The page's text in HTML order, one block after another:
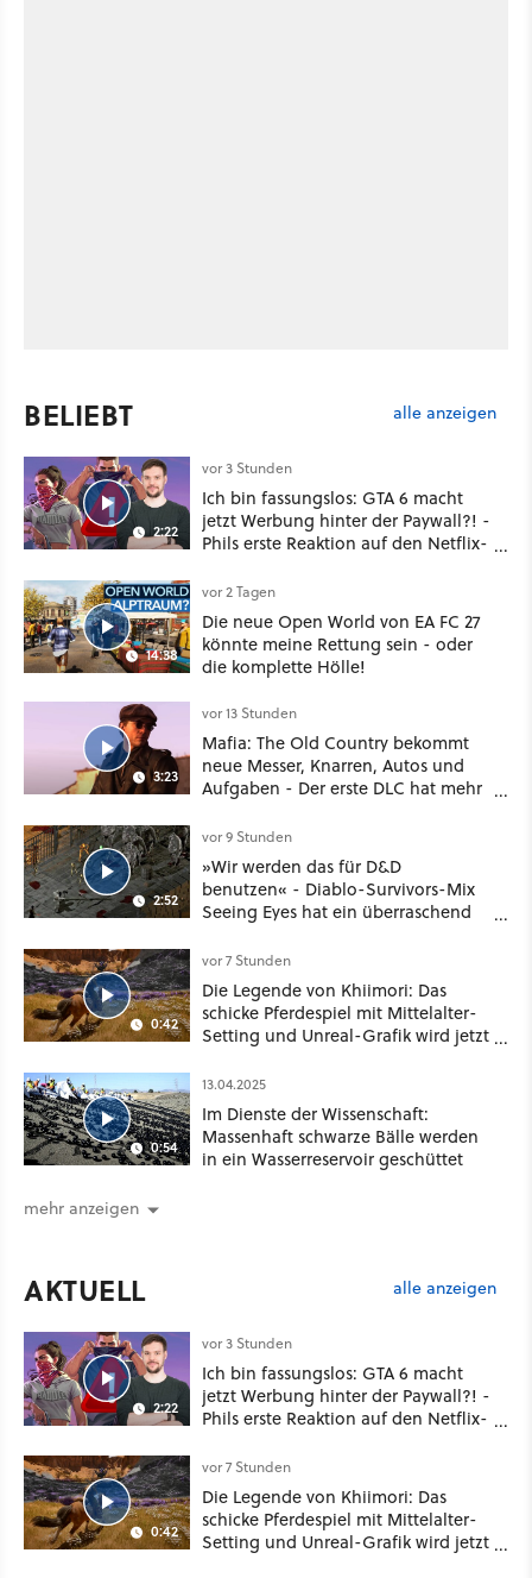
BELIEBT alle anzeigen
2:22
vor 3 Stunden
Ich bin fassungslos: GTA 6 macht
jetzt Werbung hinter der Paywall?! -
Phils erste Reaktion auf den Netflix-
14:38
vor 2 Tagen
Die neue Open World von EA FC 27
könnte meine Rettung sein - oder
die komplette Hölle!
3:23
vor 13 Stunden
Mafia: The Old Country bekommt
neue Messer, Knarren, Autos und
Aufgaben - Der erste DLC hat mehr
2:52
vor 9 Stunden
»Wir werden das für D&D
benutzen« - Diablo-Survivors-Mix
Seeing Eyes hat ein überraschend
0:42
vor 7 Stunden
Die Legende von Khiimori: Das
schicke Pferdespiel mit Mittelalter-
Setting und Unreal-Grafik wird jetzt
0:54
13.04.2025
Im Dienste der Wissenschaft:
Massenhaft schwarze Bälle werden
in ein Wasserreservoir geschüttet
mehr anzeigen
AKTUELL alle anzeigen
2:22
vor 3 Stunden
Ich bin fassungslos: GTA 6 macht
jetzt Werbung hinter der Paywall?! -
Phils erste Reaktion auf den Netflix-
0:42
vor 7 Stunden
Die Legende von Khiimori: Das
schicke Pferdespiel mit Mittelalter-
Setting und Unreal-Grafik wird jetzt